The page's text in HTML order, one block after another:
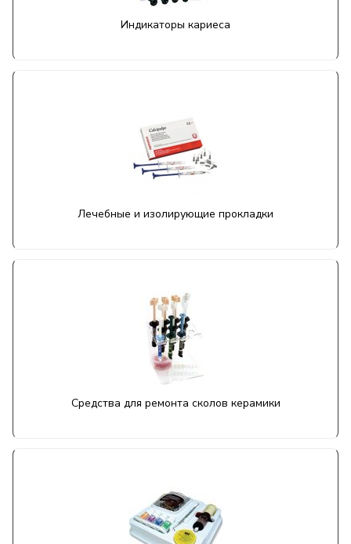
Индикаторы кариеса
Лечебные и изолирующие прокладки
Средства для ремонта сколов керамики